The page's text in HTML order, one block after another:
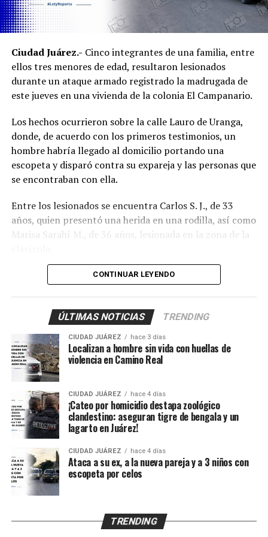
silvestre.
Público mientras continúan las investigaciones para
esclarecer el homicidio y determinar la posible
participación de más personas.
Ciudad Juárez.- Cinco integrantes de una familia, entre
ellos tres menores de edad, resultaron lesionados
durante un ataque armado registrado la madrugada de
este jueves en una vivienda de la colonia El Campanario.
Los hechos ocurrieron sobre la calle Lauro de Uranga,
donde, de acuerdo con los primeros testimonios, un
hombre habría llegado al domicilio portando una
escopeta y disparó contra su expareja y las personas que
se encontraban con ella.
Entre los lesionados se encuentra Carlos S. J., de 33
años, quien presentó una herida en una rodilla, así como
Marisa Sarahí M., de 36 años, lesionada en la zona de la
También fueron atendidos Damián, de 14 años; Ana, de
El probable responsable fue identificado como Abraham
B., de 38 años, expareja de la mujer y presunto padre de
los menores, de acuerdo con información
proporcionada por un mando policiaco.
Agentes ministeriales acudieron al lugar para procesar
la escena, recabar evidencias e iniciar la búsqueda del
presunto agresor, quien hasta el momento no ha sido
detenido.
CONTINUAR LEYENDO
ÚLTIMAS NOTICIAS TRENDING
CIUDAD JUÁREZ hace 3 días
Localizan a hombre sin vida con huellas de
violencia en Camino Real
CIUDAD JUÁREZ hace 4 días
¡Cateo por homicidio destapa zoológico
clandestino: aseguran tigre de bengala y un
lagarto en Juárez!
CIUDAD JUÁREZ hace 4 días
Ataca a su ex, a la nueva pareja y a 3 niños con
escopeta por celos
TRENDING